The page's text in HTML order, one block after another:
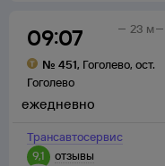
09:07
№ 451, Гоголево, ост.
Гоголево
23 м
Трансавтосервис
9,1
отзывы
ежедневно